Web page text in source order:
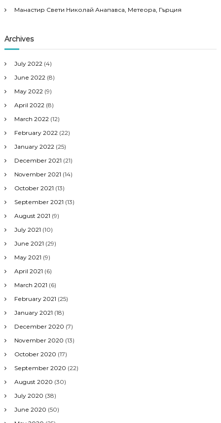
Манастир Свети Николай Анапавса, Метеора, Гърция
Archives
July 2022 (4)
June 2022 (8)
May 2022 (9)
April 2022 (8)
March 2022 (12)
February 2022 (22)
January 2022 (25)
December 2021 (21)
November 2021 (14)
October 2021 (13)
September 2021 (13)
August 2021 (9)
July 2021 (10)
June 2021 (29)
May 2021 (9)
April 2021 (6)
March 2021 (6)
February 2021 (25)
January 2021 (18)
December 2020 (7)
November 2020 (13)
October 2020 (17)
September 2020 (22)
August 2020 (30)
July 2020 (38)
June 2020 (50)